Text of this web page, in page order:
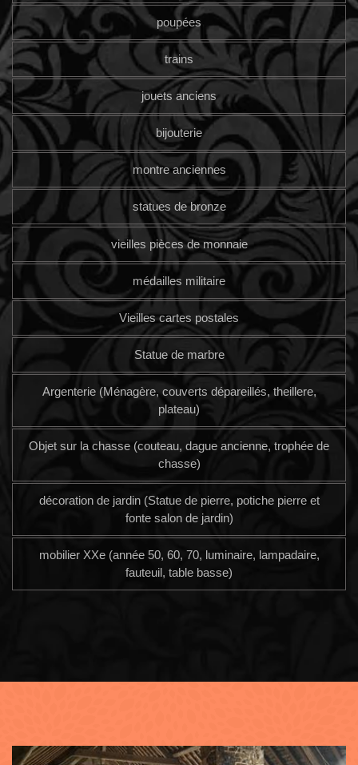
poupées
trains
jouets anciens
bijouterie
montre anciennes
statues de bronze
vieilles pièces de monnaie
médailles militaire
Vieilles cartes postales
Statue de marbre
Argenterie (Ménagère, couverts dépareillés, theillere,
plateau)
Objet sur la chasse (couteau, dague ancienne, trophée de
chasse)
décoration de jardin (Statue de pierre, potiche pierre et
fonte salon de jardin)
mobilier XXe (année 50, 60, 70, luminaire, lampadaire,
fauteuil, table basse)